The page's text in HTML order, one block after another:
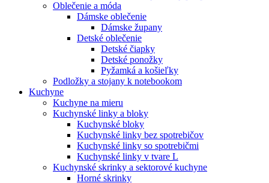
Oblečenie a móda
Dámske oblečenie
Dámske župany
Detské oblečenie
Detské čiapky
Detské ponožky
Pyžamká a košieľky
Podložky a stojany k notebookom
Kuchyne
Kuchyne na mieru
Kuchynské linky a bloky
Kuchynské bloky
Kuchynské linky bez spotrebičov
Kuchynské linky so spotrebičmi
Kuchynské linky v tvare L
Kuchynské skrinky a sektorové kuchyne
Horné skrinky